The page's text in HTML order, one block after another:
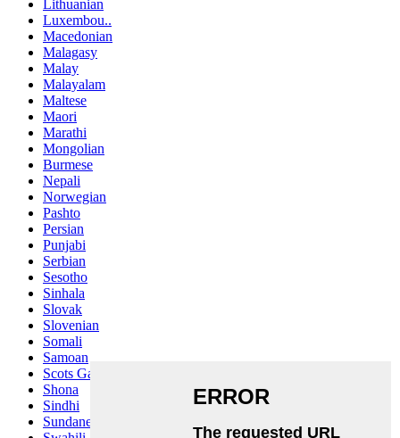
Lithuanian
Luxembou..
Macedonian
Malagasy
Malay
Malayalam
Maltese
Maori
Marathi
Mongolian
Burmese
Nepali
Norwegian
Pashto
Persian
Punjabi
Serbian
Sesotho
Sinhala
Slovak
Slovenian
Somali
Samoan
Scots Gaelic
Shona
Sindhi
Sundanese